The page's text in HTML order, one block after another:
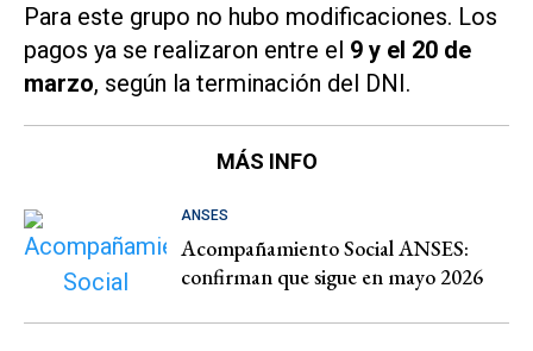
Para este grupo no hubo modificaciones. Los
pagos ya se realizaron entre el 9 y el 20 de
marzo, según la terminación del DNI.
MÁS INFO
ANSES
Acompañamiento Social ANSES:
confirman que sigue en mayo 2026